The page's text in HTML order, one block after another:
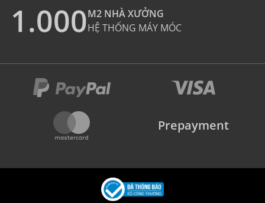
1.000M2 NHÀ XƯỞNG
HỆ THỐNG MÁY MÓC
Prepayment